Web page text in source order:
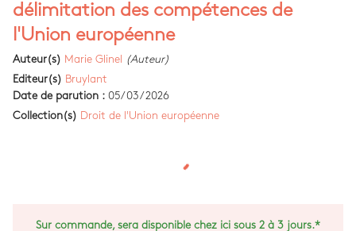
délimitation des compétences de
l'Union européenne
Auteur(s) Marie Glinel
(Auteur)
Editeur(s) Bruylant
Date de parution : 05/03/2026
Collection(s) Droit de l'Union européenne
Sur commande, sera disponible chez ici sous 2 à 3 jours.*